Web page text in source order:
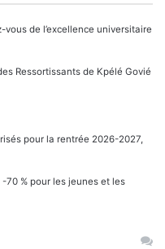
de l’excellence universitaire
Ressortissants de Kpélé Govié
pour la rentrée 2026-2027,
70 % pour les jeunes et les